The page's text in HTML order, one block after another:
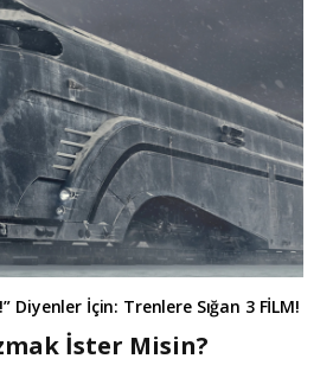
Diyenler İçin: Trenlere Sığan 3 FİLM!
İster Misin?